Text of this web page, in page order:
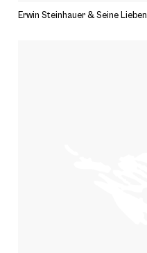
Erwin Steinhauer & Seine Lieben